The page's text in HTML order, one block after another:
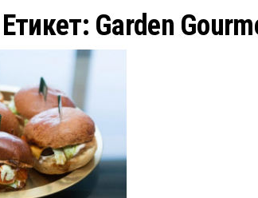
Етикет: Garden